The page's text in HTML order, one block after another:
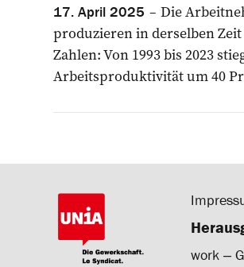
17. April 2025
Die
produzieren in derselben
Zahlen: Von 1993 bis 2023
Arbeitsproduktivität um 40
work ‒